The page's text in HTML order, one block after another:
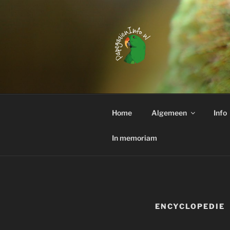
Interessante weetjes over het
Home Algemeen Info
In memoriam
ENCYCLOPEDIE